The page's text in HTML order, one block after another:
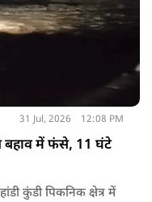
31 Jul, 2026 12:08 PM
बहाव में फंसे, 11 घंटे
कुंडी पिकनिक क्षेत्र में